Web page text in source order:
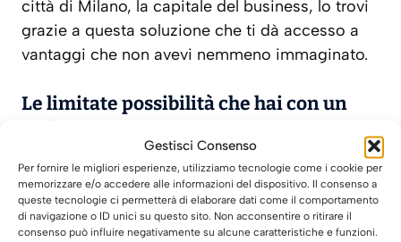
Gestisci Consenso
Per fornire le migliori esperienze, utilizziamo tecnologie come i cookie per
memorizzare e/o accedere alle informazioni del dispositivo. Il consenso a
queste tecnologie ci permetterà di elaborare dati come il comportamento
di navigazione o ID unici su questo sito. Non acconsentire o ritirare il
consenso può influire negativamente su alcune caratteristiche e funzioni.
città di Milano, la capitale del business, lo trovi
grazie a questa soluzione che ti dà accesso a
vantaggi che non avevi nemmeno immaginato.
Le limitate possibilità che hai con un
taxi
Molte persone che atteranno a Milano Linate
perdono il taxi per dirigersi in città ma sei
sicuro che sia il mezzo che fa per te? Spesso si